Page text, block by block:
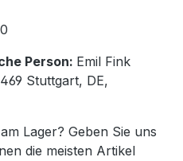
Person: Emil Fink
Stuttgart, DE,
Lager? Geben Sie uns
die meisten Artikel